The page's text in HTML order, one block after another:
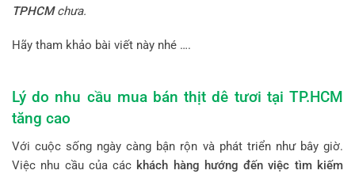
TPHCMchưa.
Hãy tham khảo bài viết này nhé ….
Lý do nhu cầu mua bán thịt dê tươi tại TP.HCM
tăng cao
Với cuộc sống ngày càng bận rộn và phát triển như bây giờ.
Việc nhu cầu của các khách hàng hướng đến việc tìm kiếm